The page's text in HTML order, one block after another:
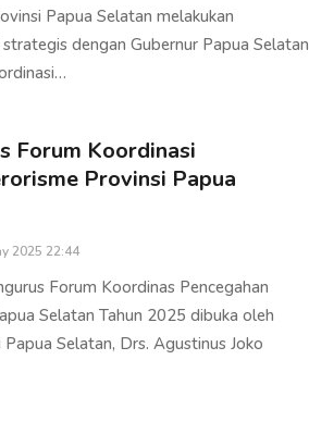
Papua Selatan melakukan
dengan Gubernur Papua Selatan
Forum Koordinasi
Provinsi Papua
2025 22:44
Forum Koordinas Pencegahan
Selatan Tahun 2025 dibuka oleh
Selatan, Drs. Agustinus Joko